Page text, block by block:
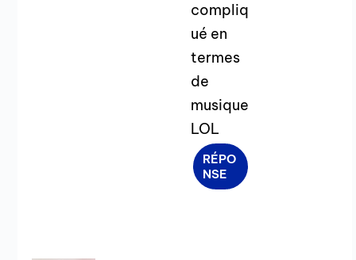
compliq
ué en
termes
de
musique
LOL
RÉPO
NSE